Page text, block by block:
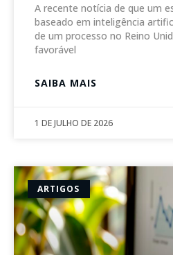
A recente notícia de que um
baseado em inteligência
de um processo no Reino
favorável
SAIBA MAIS
1 DE JULHO DE 2026
ARTIGOS